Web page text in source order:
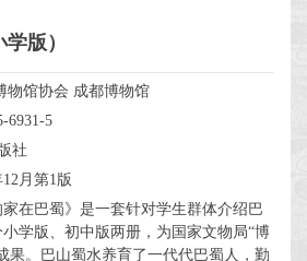
版）
物馆协会 成都博物馆
6931-5
社
月第1版
在巴蜀》是一套针对学生群体介绍巴
学版、初中版两册，为国家文物局“博
果。巴山蜀水养育了一代代巴蜀人，勤